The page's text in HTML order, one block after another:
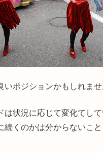
いポジションかもしれま
は状況に応じて変化てして
続くのかは分からないこ